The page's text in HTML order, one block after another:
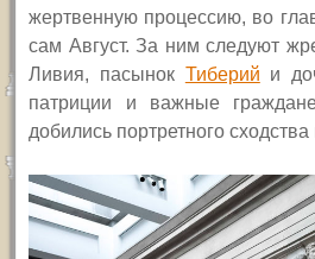
жертвенную процессию, во
сам Август. За ним следуют
Ливия, пасынок Тиберий и
патриции и важные
добились портретного